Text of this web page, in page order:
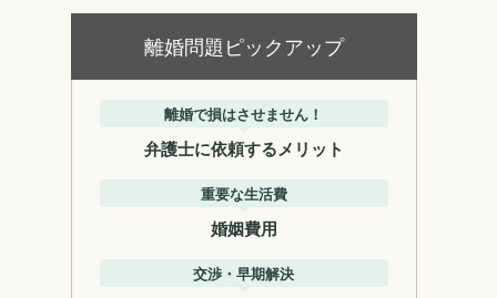
離婚問題ピックアップ
離婚で損はさせません！
弁護士に依頼するメリット
重要な生活費
婚姻費用
交渉・早期解決